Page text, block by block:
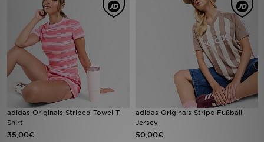
adidas Originals Striped Towel T-
Shirt
35,00€
adidas Originals Stripe Fußball
Jersey
50,00€
Filialfinder
Mein JD
Hilfe & Kontakt
Geschenkgutschein
Studenten